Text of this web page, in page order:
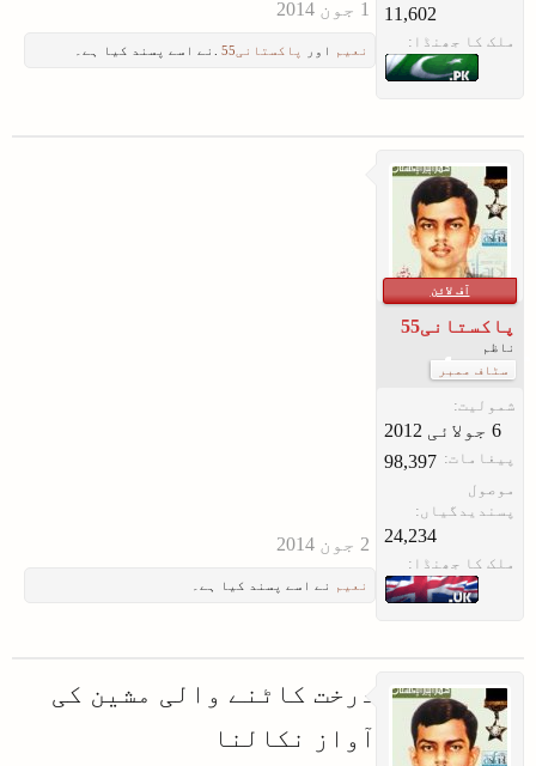
11,602
ملک کا جھنڈا: نعیم اور پاکستانی55 .نے اسے پسند کیا ہے۔
آف لائن
پاکستانی55
ناظم
سٹاف ممبر
شمولیت:
پیغامات: 98,397
موصول
پسندیدگیاں:
24,234
ملک کا جھنڈا:
نعیم نے اسے پسند کیا ہے۔
درخت کاٹنے والی مشین کی
آواز نکالنا